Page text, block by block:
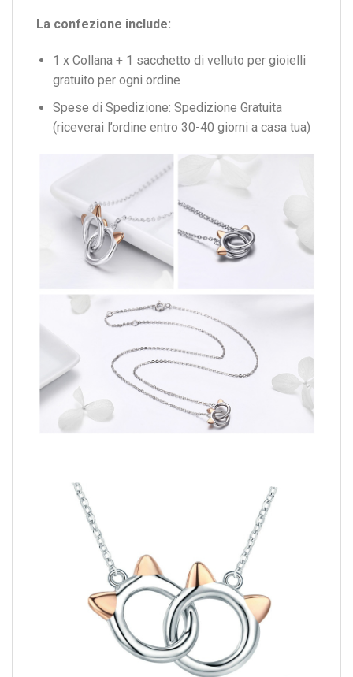
La confezione include:
1 x Collana + 1 sacchetto di velluto per gioielli
gratuito per ogni ordine
Spese di Spedizione: Spedizione Gratuita
(riceverai l’ordine entro 30-40 giorni a casa tua)